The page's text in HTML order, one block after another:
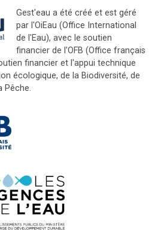
Gest'eau a été créé et est géré
par l'OiEau (Office International
de l'Eau), avec le soutien
financier de l'OFB (Office français
financier et l'appui technique
écologique, de la Biodiversité, de
Pêche.